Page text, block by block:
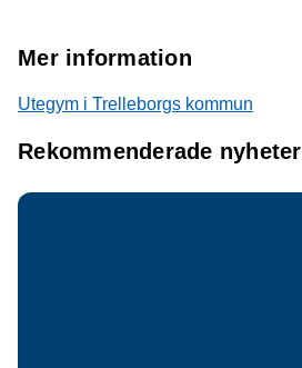
Mer information
Utegym i Trelleborgs kommun
Rekommenderade nyheter